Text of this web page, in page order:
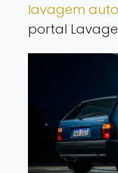
lavagem
portal